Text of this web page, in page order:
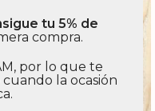
tu 5% de
compra.
por lo que te
la ocasión